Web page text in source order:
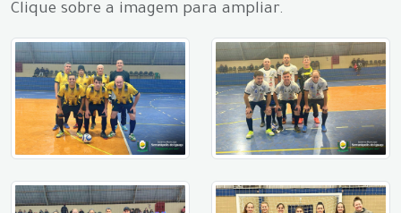
Clique sobre a imagem para ampliar.